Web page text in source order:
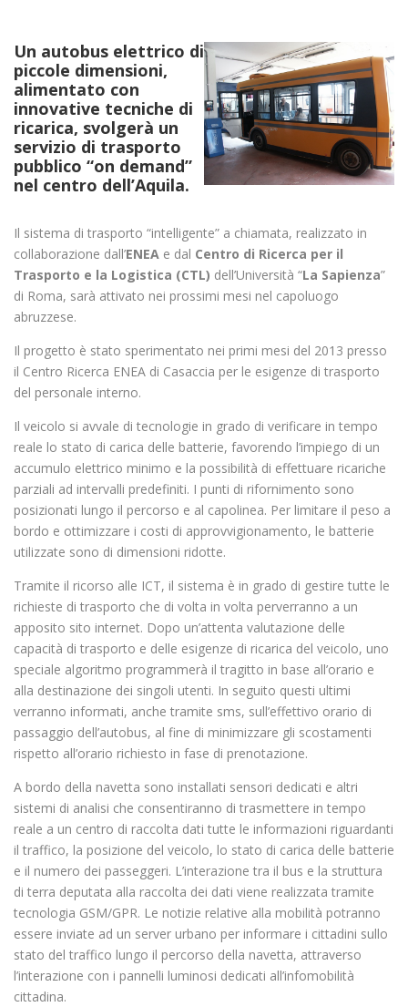
Un autobus elettrico di
piccole dimensioni,
alimentato con
innovative tecniche di
ricarica, svolgerà un
servizio di trasporto
pubblico “on demand”
nel centro dell’Aquila.
Il sistema di trasporto “intelligente” a chiamata, realizzato in
collaborazione dall’ENEA e dal Centro di Ricerca per il
Trasporto e la Logistica (CTL) dell’Università “La Sapienza”
di Roma, sarà attivato nei prossimi mesi nel capoluogo
abruzzese.
Il progetto è stato sperimentato nei primi mesi del 2013 presso
il Centro Ricerca ENEA di Casaccia per le esigenze di trasporto
del personale interno.
Il veicolo si avvale di tecnologie in grado di verificare in tempo
reale lo stato di carica delle batterie, favorendo l’impiego di un
accumulo elettrico minimo e la possibilità di effettuare ricariche
parziali ad intervalli predefiniti. I punti di rifornimento sono
posizionati lungo il percorso e al capolinea. Per limitare il peso a
bordo e ottimizzare i costi di approvvigionamento, le batterie
utilizzate sono di dimensioni ridotte.
Tramite il ricorso alle ICT, il sistema è in grado di gestire tutte le
richieste di trasporto che di volta in volta perverranno a un
apposito sito internet. Dopo un’attenta valutazione delle
capacità di trasporto e delle esigenze di ricarica del veicolo, uno
speciale algoritmo programmerà il tragitto in base all’orario e
alla destinazione dei singoli utenti. In seguito questi ultimi
verranno informati, anche tramite sms, sull’effettivo orario di
passaggio dell’autobus, al fine di minimizzare gli scostamenti
rispetto all’orario richiesto in fase di prenotazione.
A bordo della navetta sono installati sensori dedicati e altri
sistemi di analisi che consentiranno di trasmettere in tempo
reale a un centro di raccolta dati tutte le informazioni riguardanti
il traffico, la posizione del veicolo, lo stato di carica delle batterie
e il numero dei passeggeri. L’interazione tra il bus e la struttura
di terra deputata alla raccolta dei dati viene realizzata tramite
tecnologia GSM/GPR. Le notizie relative alla mobilità potranno
essere inviate ad un server urbano per informare i cittadini sullo
stato del traffico lungo il percorso della navetta, attraverso
l’interazione con i pannelli luminosi dedicati all’infomobilità
cittadina.